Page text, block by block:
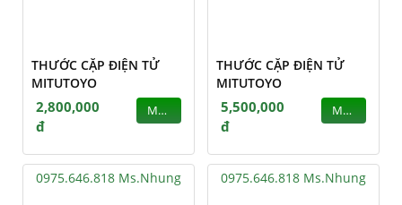
THƯỚC CẶP ĐIỆN TỬ
MITUTOYO
2,800,000
đ
MUA
THƯỚC CẶP ĐIỆN TỬ
MITUTOYO
5,500,000
đ
MUA
0975.646.818 Ms.Nhung 0975.646.818 Ms.Nhung